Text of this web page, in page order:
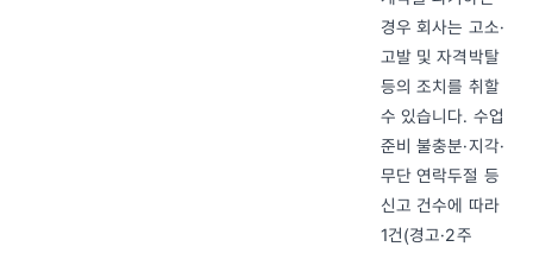
경우 회사는 고소·
고발 및 자격박탈
등의 조치를 취할
수 있습니다. 수업
준비 불충분·지각·
무단 연락두절 등
신고 건수에 따라
1건(경고·2주